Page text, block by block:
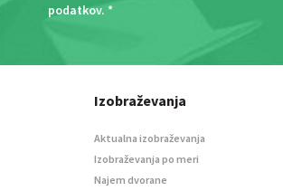
podatkov. *
Izobraževanja
Aktualna izobraževanja
Izobraževanja po meri
Najem dvorane